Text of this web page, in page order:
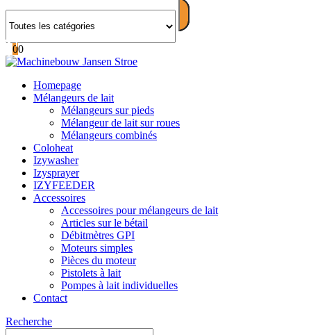
00
Homepage
Mélangeurs de lait
Mélangeurs sur pieds
Mélangeur de lait sur roues
Mélangeurs combinés
Coloheat
Izywasher
Izysprayer
IZYFEEDER
Accessoires
Accessoires pour mélangeurs de lait
Articles sur le bétail
Débitmètres GPI
Moteurs simples
Pièces du moteur
Pistolets à lait
Pompes à lait individuelles
Contact
Recherche